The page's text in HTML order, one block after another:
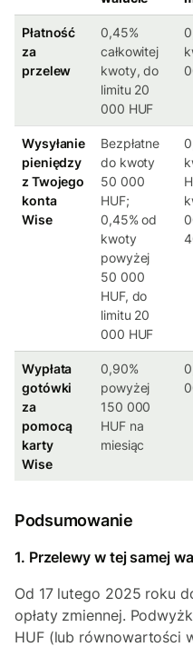
Płatność
za
przelew
0,45%
całkowitej
kwoty, do
limitu 20
000 HUF
Wysyłanie
pieniędzy
z Twojego
konta
Wise
Bezpłatne
do kwoty
50 000
HUF;
0,45% od
kwoty
powyżej
50 000
HUF, do
limitu 20
000 HUF
Wypłata
gotówki
za
pomocą
karty
Wise
0,90%
powyżej
150 000
HUF na
miesiąc
Podsumowanie
1. Przelewy w tej samej
Od 17 lutego 2025 roku
opłaty zmiennej.
HUF (lub równowartości